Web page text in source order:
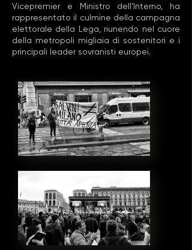
Vicepremier e Ministro dell'Interno, ha
rappresentato il culmine della campagna
elettorale della Lega, riunendo nel cuore
della metropoli migliaia di sostenitori e i
principali leader sovranisti europei.